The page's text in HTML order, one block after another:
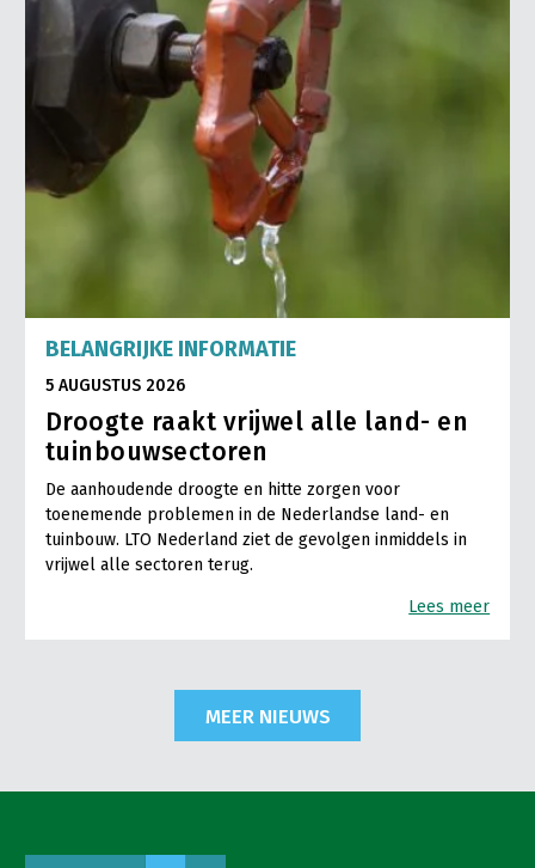
BELANGRIJKE INFORMATIE
5 AUGUSTUS 2026
Droogte raakt vrijwel alle land- en
tuinbouwsectoren
De aanhoudende droogte en hitte zorgen voor
toenemende problemen in de Nederlandse land- en
tuinbouw. LTO Nederland ziet de gevolgen inmiddels in
vrijwel alle sectoren terug.
Lees meer
MEER NIEUWS